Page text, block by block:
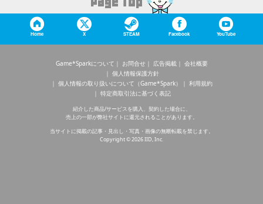
Home X STEAM Facebook YouTube
Game*Sparkについて お問合せ 広告掲載
会社概要
個人情報保護方針
個人情報の取り扱いについて（Game*Spark）
利用規約
特定商取引法に基づく表記
紹介した商品/サービスを購入、契約した場合に、
売上の一部が弊社サイトに還元されることがあります。
当サイトに掲載の記事・見出し・写真・画像の無断転載を禁じます。
Copyright © 2026 IID, Inc.